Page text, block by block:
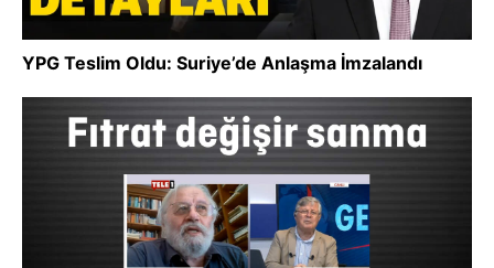
YPG Teslim Oldu: Suriye’de Anlaşma İmzalandı